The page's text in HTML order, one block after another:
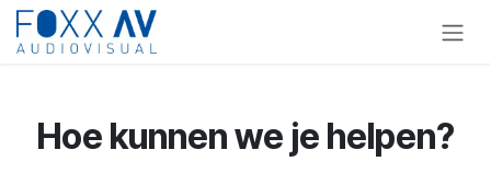
Overslaan naar inhoud
Hoe kunnen we je helpen?